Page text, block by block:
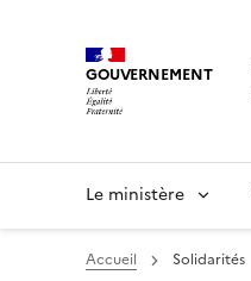
GOUVERNEMENT
Le ministère
Accueil Solidarités